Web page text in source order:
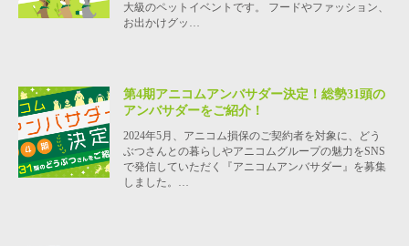
大級のペットイベントです。 フードやファッション、
お出かけグッ…
第4期アニコムアンバサダー決定！総勢31頭の
アンバサダーをご紹介！
2024年5月、アニコム損保のご契約者を対象に、どう
ぶつさんとの暮らしやアニコムグループの魅力をSNS
で発信していただく『アニコムアンバサダー』を募集
しました。…